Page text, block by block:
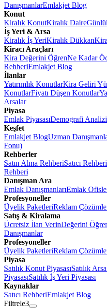
DanışmanlarEmlakjet Blog
Konut
Kiralık KonutKiralık Daire
İş Yeri & Arsa
Kiralık İş YeriKiralık Dükkan
Kiracı Araçları
Kira Değerini ÖğrenNe Kadar
RehberiEmlakjet Blog
İlanlar
Yatırımlık KonutlarKira Geliri
KonutlarFiyatı Düşen Konutlar
Arsalar
Piyasa
Emlak PiyasasıDemografi Analizi
Keşfet
Emlakjet BlogUzman
Fonu)
Rehberler
Satın Alma RehberiSatıcı Rehberi
Rehberi
Danışman Ara
Emlak DanışmanlarıEmlak
Profesyoneller
Üyelik PaketleriReklam
Satış & Kiralama
Ücretsiz İlan VerinDeğerini
Danışmanlar
Profesyoneller
Üyelik PaketleriReklam
Piyasa
Satılık Konut PiyasasıSatılık
PiyasasıSatılık İş Yeri Piyasası
Kaynaklar
Satıcı RehberiEmlakjet Blog
Filtrele3